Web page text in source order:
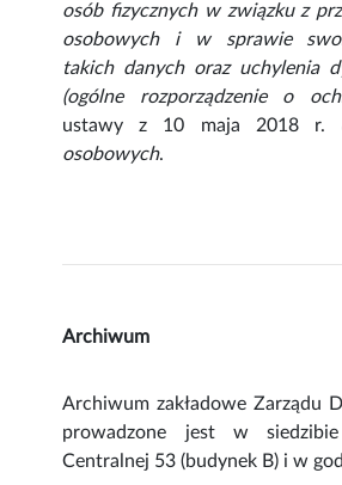
osób fizycznych w związku z
osobowych i w sprawie
takich danych oraz uchylenia
(ogólne rozporządzenie o
ustawy z 10 maja 2018 r.
osobowych.
Archiwum
Archiwum zakładowe Zarządu
prowadzone jest w
Centralnej 53 (budynek B) i w